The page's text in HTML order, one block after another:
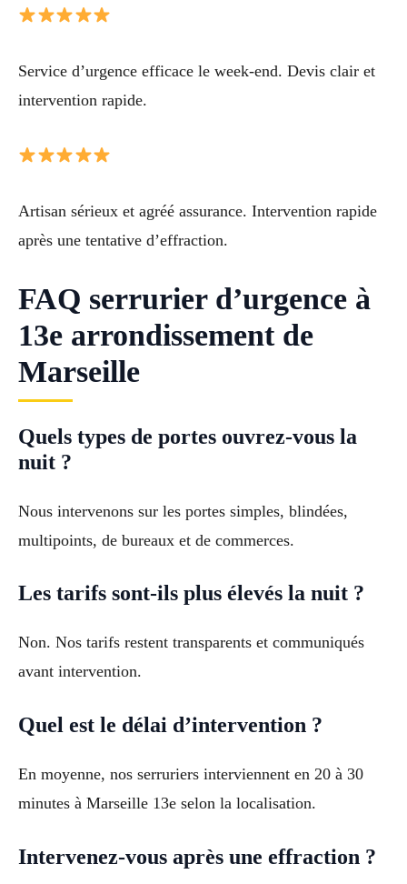
Service d’urgence efficace le week-end. Devis clair et
intervention rapide.
Artisan sérieux et agréé assurance. Intervention rapide
après une tentative d’effraction.
FAQ serrurier d’urgence à
13e arrondissement de
Marseille
Quels types de portes ouvrez-vous la
nuit ?
Nous intervenons sur les portes simples, blindées,
multipoints, de bureaux et de commerces.
Les tarifs sont-ils plus élevés la nuit ?
Non. Nos tarifs restent transparents et communiqués
avant intervention.
Quel est le délai d’intervention ?
En moyenne, nos serruriers interviennent en 20 à 30
minutes à Marseille 13e selon la localisation.
Intervenez-vous après une effraction ?